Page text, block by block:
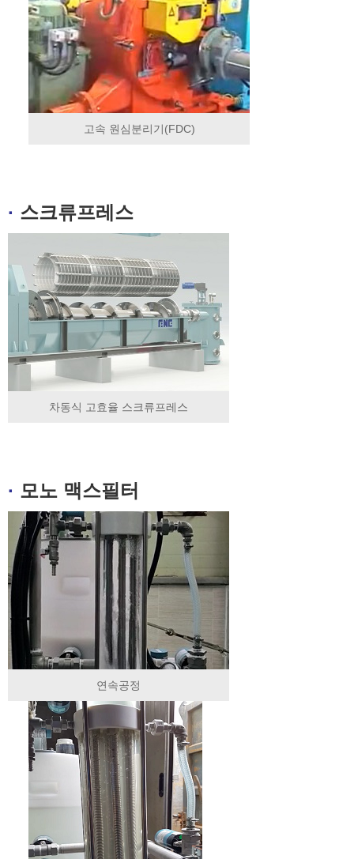
고속 원심분리기(FDC)
· 스크류프레스
차동식 고효율 스크류프레스
· 모노 맥스필터
연속공정